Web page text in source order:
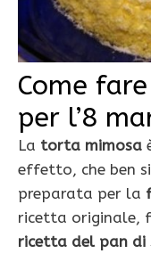
Come
per l’8
La torta mimosa
effetto, che ben
preparata per la
ricetta originale,
ricetta del pan di